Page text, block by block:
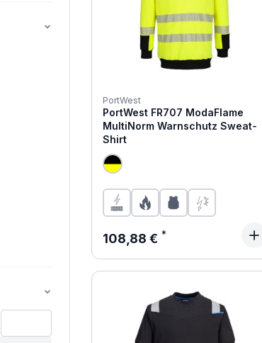
PortWest
PortWest FR707 ModaFlame
MultiNorm Warnschutz Sweat-
Shirt
Regulärer Preis:
108,88 €